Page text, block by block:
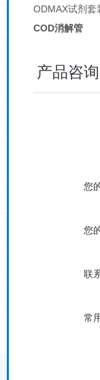
ODMAX试剂套
COD消解管
产品咨询
您
您
联
常